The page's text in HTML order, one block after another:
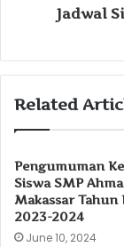
Jadwal
Related
Pengumuman
Siswa SMP
Makassar Tahun
2023-2024
June 10, 2024